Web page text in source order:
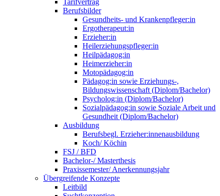
Tarifvertrag
Berufsbilder
Gesundheits- und Krankenpfleger:in
Ergotherapeut:in
Erzieher:in
Heilerziehungspfleger:in
Heilpädagog:in
Heimerzieher:in
Motopädagog:in
Pädagog:in sowie Erziehungs-,
Bildungswissenschaft (Diplom/Bachelor)
Psycholog:in (Diplom/Bachelor)
Sozialpädagog:in sowie Soziale Arbeit und
Gesundheit (Diplom/Bachelor)
Ausbildung
Berufsbegl. Erzieher:innenausbildung
Koch/ Köchin
FSJ / BFD
Bachelor-/ Masterthesis
Praxissemester/ Anerkennungsjahr
Übergreifende Konzepte
Leitbild